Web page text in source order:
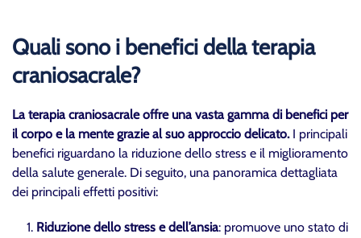
Quali sono i benefici della terapia
craniosacrale?
La terapia craniosacrale offre una vasta gamma di benefici per
il corpo e la mente grazie al suo approccio delicato. I principali
benefici riguardano la riduzione dello stress e il miglioramento
della salute generale. Di seguito, una panoramica dettagliata
dei principali effetti positivi:
Riduzione dello stress e dell’ansia: promuove uno stato di